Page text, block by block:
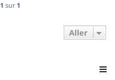
1 sur 1
Aller